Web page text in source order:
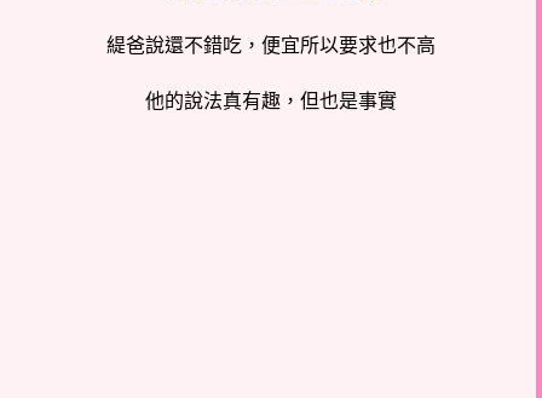
緹爸說還不錯吃，便宜所以要求也不高
他的說法真有趣，但也是事實